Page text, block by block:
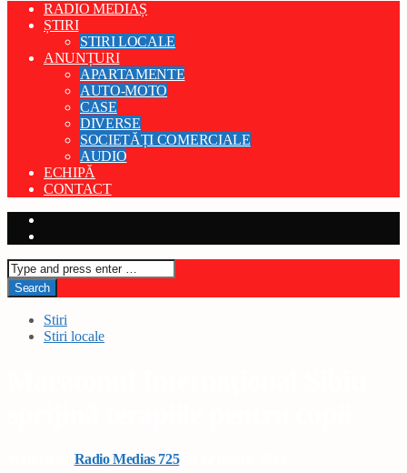
RADIO MEDIAȘ
ȘTIRI
STIRI LOCALE
ANUNȚURI
APARTAMENTE
AUTO-MOTO
CASE
DIVERSE
SOCIETĂȚI COMERCIALE
AUDIO
ECHIPĂ
CONTACT
Stiri
Stiri locale
Radio Medias 725on 12 martie 2025